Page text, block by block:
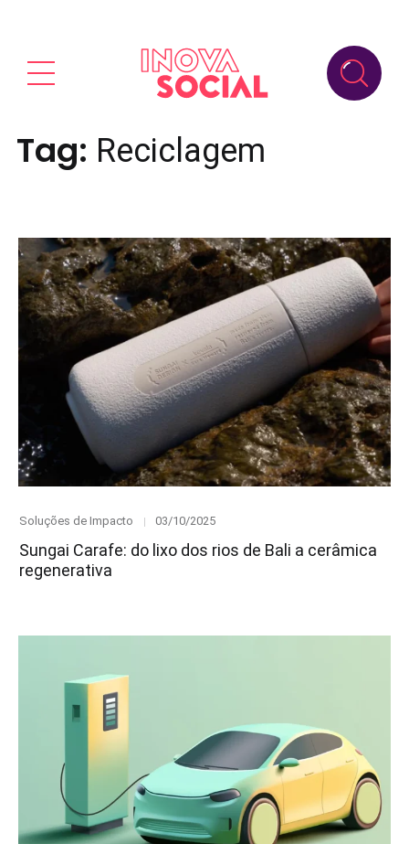
Tag: Reciclagem
Category
Soluções de Impacto
Posted
03/10/2025
Sungai Carafe: do lixo dos rios de Bali a cerâmica
regenerativa